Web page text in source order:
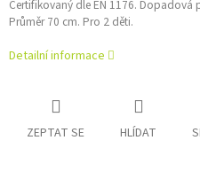
Certifikovaný dle EN 1176.
Průměr 70 cm. Pro 2 děti.
Detailní informace
ZEPTAT SE HLÍDAT